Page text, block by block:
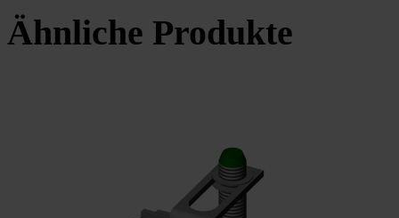
Ähnliche Produkte